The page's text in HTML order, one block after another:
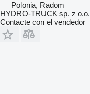
Polonia, Radom
HYDRO-TRUCK sp. z o.o.
Contacte con el vendedor